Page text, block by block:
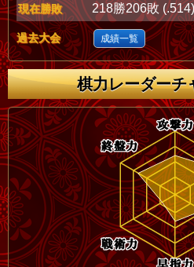
現在勝敗 218勝206敗 (.514)
過去大会 成績一覧
棋力レーダーチ